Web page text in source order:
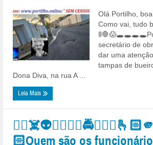
Olá Portilho,
Como vai, tudo
secretário de
dar uma
tampas de
Dona Diva, na rua A ...
Leia Mais
🏻Quem são os